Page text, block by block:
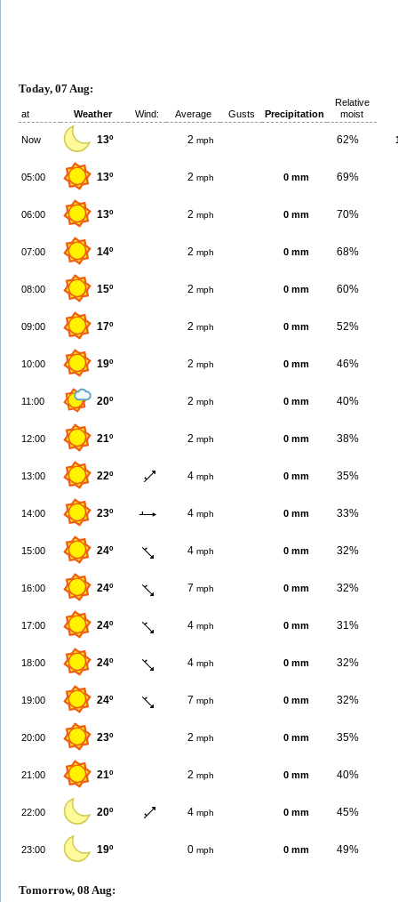
Today, 07 Aug:
at Weather Wind: Average Gusts Precipitation
Relative
moist
Now 13º 2 mph 62%
05:00 13º 2 mph 0 mm 69%
06:00 13º 2 mph 0 mm 70%
07:00 14º 2 mph 0 mm 68%
08:00 15º 2 mph 0 mm 60%
09:00 17º 2 mph 0 mm 52%
10:00 19º 2 mph 0 mm 46%
11:00 20º 2 mph 0 mm 40%
12:00 21º 2 mph 0 mm 38%
13:00 22º 4 mph 0 mm 35%
14:00 23º 4 mph 0 mm 33%
15:00 24º 4 mph 0 mm 32%
16:00 24º 7 mph 0 mm 32%
17:00 24º 4 mph 0 mm 31%
18:00 24º 4 mph 0 mm 32%
19:00 24º 7 mph 0 mm 32%
20:00 23º 2 mph 0 mm 35%
21:00 21º 2 mph 0 mm 40%
22:00 20º 4 mph 0 mm 45%
23:00 19º 0 mph 0 mm 49%
Tomorrow, 08 Aug: